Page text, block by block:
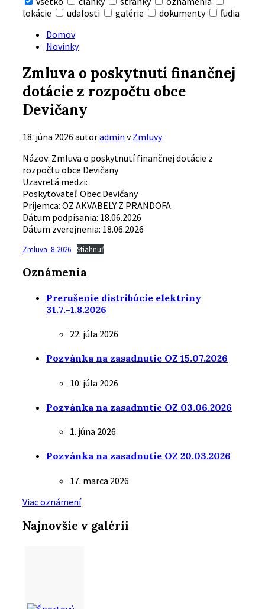
lokácie
udalosti galérie dokumenty ľudia
vyhľadávanie
Domov
Novinky
Zmluva o poskytnutí finančnej
dotácie z rozpočtu obce
Devičany
18. júna 2026 autoradmin vZmluvy
Názov: Zmluva o poskytnutí finančnej dotácie z
rozpočtu obce Devičany
Uzavretá medzi:
Poskytovateľ: Obec Devičany
Príjemca: OZ AKVABELY Z PRANDOFA
Dátum podpísania: 18.06.2026
Dátum zverejnenia: 18.06.2026
Zmluva_8-2026 Stiahnuť
Oznámenia
Prerušenie distribúcie elektriny
31.7.-1.8.2026
22. júla 2026
Pozvánka na zasadnutie OZ 15.07.2026
10. júla 2026
Pozvánka na zasadnutie OZ 03.06.2026
1. júna 2026
Pozvánka na zasadnutie OZ 20.03.2026
17. marca 2026
Viac oznámení
Najnovšie v galérii